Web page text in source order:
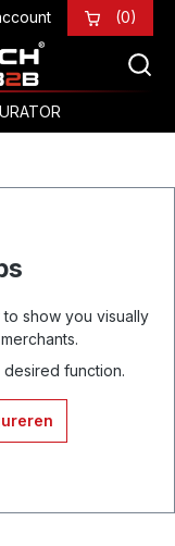
(0)
show you visually
function.